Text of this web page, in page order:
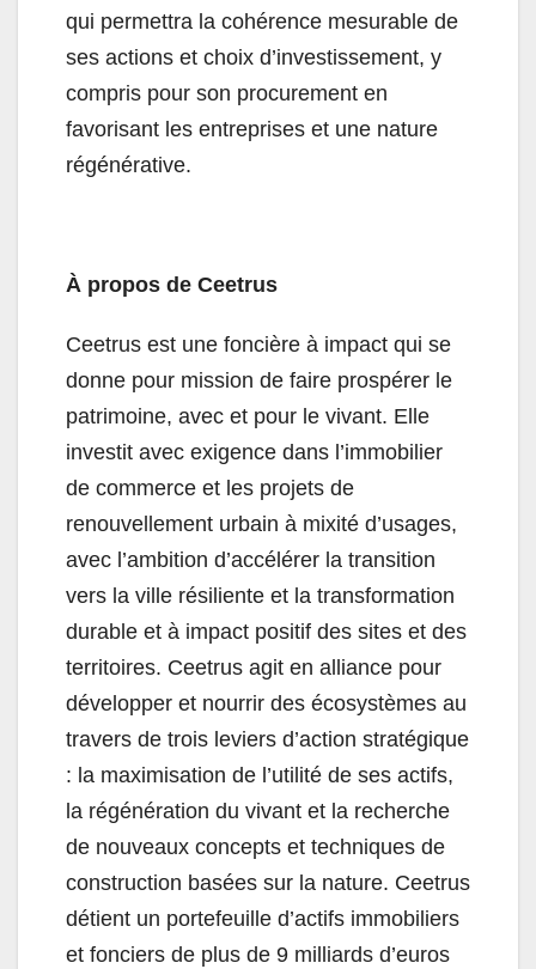
qui permettra la cohérence mesurable de
ses actions et choix d’investissement, y
compris pour son procurement en
favorisant les entreprises et une nature
régénérative.
À propos de Ceetrus
Ceetrus est une foncière à impact qui se
donne pour mission de faire prospérer le
patrimoine, avec et pour le vivant. Elle
investit avec exigence dans l’immobilier
de commerce et les projets de
renouvellement urbain à mixité d’usages,
avec l’ambition d’accélérer la transition
vers la ville résiliente et la transformation
durable et à impact positif des sites et des
territoires. Ceetrus agit en alliance pour
développer et nourrir des écosystèmes au
travers de trois leviers d’action stratégique
: la maximisation de l’utilité de ses actifs,
la régénération du vivant et la recherche
de nouveaux concepts et techniques de
construction basées sur la nature. Ceetrus
détient un portefeuille d’actifs immobiliers
et fonciers de plus de 9 milliards d’euros